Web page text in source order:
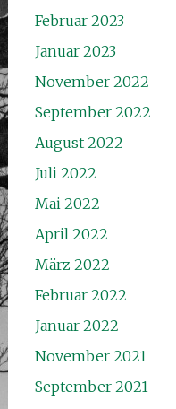
Februar 2023
Januar 2023
November 2022
September 2022
August 2022
Juli 2022
Mai 2022
April 2022
März 2022
Februar 2022
Januar 2022
November 2021
September 2021